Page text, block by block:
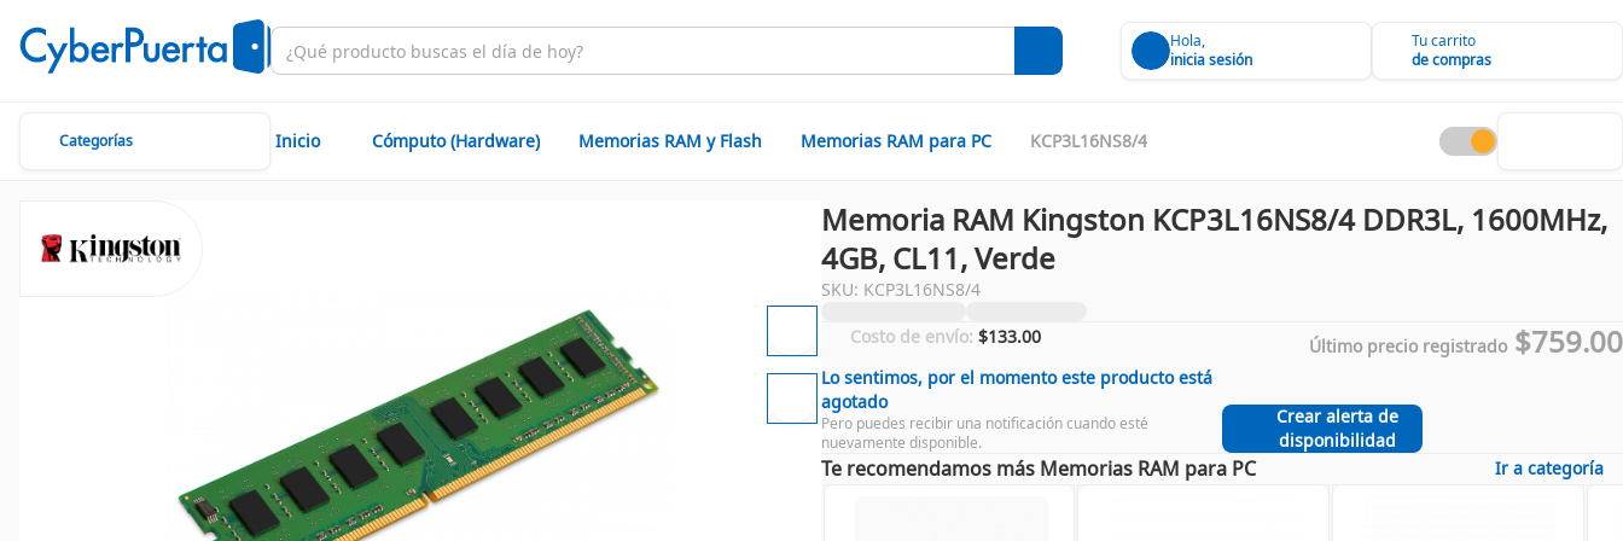
Hola,
inicia sesión
Tu carrito
de compras
Categorías Inicio Cómputo (Hardware) Memorias RAM y Flash Memorias RAM para PC KCP3L16NS8/4
Memoria RAM Kingston KCP3L16NS8/4 DDR3L, 1600MHz,
4GB, CL11, Verde
SKU: KCP3L16NS8/4
Costo de envío: $133.00 Último precio registrado $759.00
Lo sentimos, por el momento este producto está
agotado
Pero puedes recibir una notificación cuando esté
nuevamente disponible.
Crear alerta de
disponibilidad
Te recomendamos más Memorias RAM para PC Ir a categoría